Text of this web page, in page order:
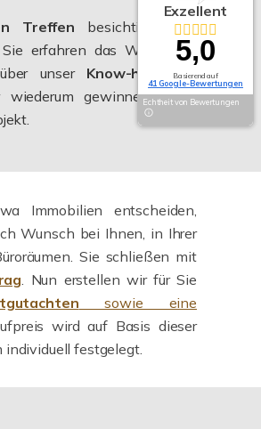
Treffen besichtigen wir
erfahren das Wichtigste
unser Know-how
und
wiederum gewinnen einen
Immobilien entscheiden,
Wunsch bei Ihnen, in Ihrer
Sie schließen mit
. Nun erstellen wir für Sie
sowie eine
wird auf Basis dieser
individuell festgelegt.
Exzellent
5,0
Basierend auf
41 Google-Bewertungen
Echtheit von Bewertungen